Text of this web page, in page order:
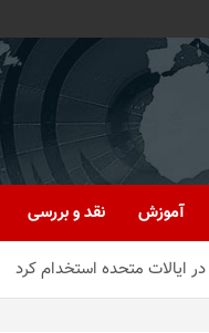
آموزش نقد و بررسی
ایالات متحده استخدام کرد